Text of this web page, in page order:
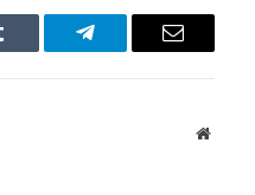
Telegram Email
Website